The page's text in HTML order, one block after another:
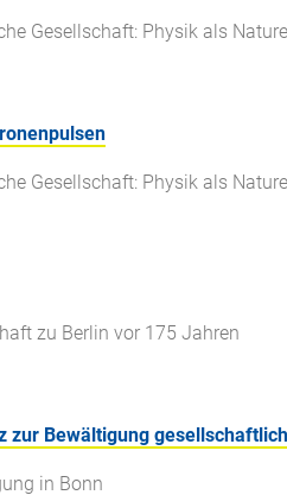
Gesellschaft: Physik als
Gesellschaft: Physik als
zu Berlin vor 175 Jahren
Bewältigung
in Bonn